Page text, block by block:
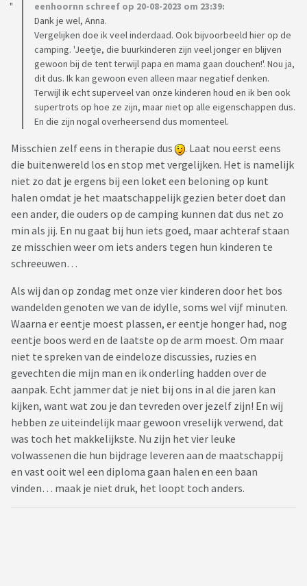
eenhoornn schreef op 20-08-2023 om 23:39:
Dank je wel, Anna.
Vergelijken doe ik veel inderdaad. Ook bijvoorbeeld hier op de
camping. 'Jeetje, die buurkinderen zijn veel jonger en blijven
gewoon bij de tent terwijl papa en mama gaan douchen!'. Nou ja,
dit dus. Ik kan gewoon even alleen maar negatief denken.
Terwijl ik echt superveel van onze kinderen houd en ik ben ook
supertrots op hoe ze zijn, maar niet op alle eigenschappen dus.
En die zijn nogal overheersend dus momenteel.
Misschien zelf eens in therapie dus
. Laat nou eerst eens
die buitenwereld los en stop met vergelijken. Het is namelijk
niet zo dat je ergens bij een loket een beloning op kunt
halen omdat je het maatschappelijk gezien beter doet dan
een ander, die ouders op de camping kunnen dat dus net zo
min als jij. En nu gaat bij hun iets goed, maar achteraf staan
ze misschien weer om iets anders tegen hun kinderen te
schreeuwen…
Als wij dan op zondag met onze vier kinderen door het bos
wandelden genoten we van de idylle, soms wel vijf minuten.
Waarna er eentje moest plassen, er eentje honger had, nog
eentje boos werd en de laatste op de arm moest. Om maar
niet te spreken van de eindeloze discussies, ruzies en
gevechten die mijn man en ik onderling hadden over de
aanpak. Echt jammer dat je niet bij ons in al die jaren kan
kijken, want wat zou je dan tevreden over jezelf zijn! En wij
hebben ze uiteindelijk maar gewoon vreselijk verwend, dat
was toch het makkelijkste. Nu zijn het vier leuke
volwassenen die hun bijdrage leveren aan de maatschappij
en vast ooit wel een diploma gaan halen en een baan
vinden… maak je niet druk, het loopt toch anders.